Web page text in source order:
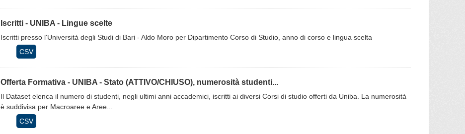
Iscritti - UNIBA - Lingue scelte
Iscritti presso l'Università degli Studi di Bari - Aldo Moro per Dipartimento Corso di Studio, anno di corso e lingua scelta
CSV
Offerta Formativa - UNIBA - Stato (ATTIVO/CHIUSO), numerosità studenti...
Il Dataset elenca il numero di studenti, negli ultimi anni accademici, iscritti ai diversi Corsi di studio offerti da Uniba. La numerosità
è suddivisa per Macroaree e Aree...
CSV